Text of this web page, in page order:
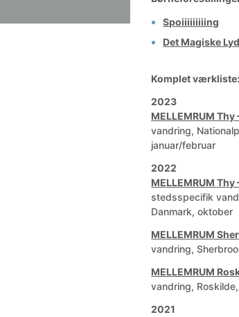
Spoiiiiiiiiing
Det Magiske
Komplet værkliste:
2023
MELLEMRUM Thy
vandring,
januar/februar
2022
MELLEMRUM Thy
stedsspecifik
Danmark, oktober
MELLEMRUM
vandring,
MELLEMRUM
vandring,
2021